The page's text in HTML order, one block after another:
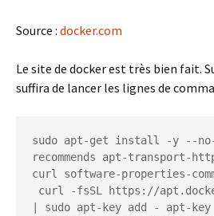
Source : docker.com
Le site de docker est très bien fait.
suffira de lancer les lignes de
sudo apt-get install -y --
recommends apt-transport-
curl software-properties-
| sudo apt-key add - apt-